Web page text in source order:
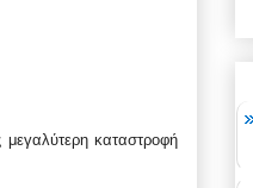
μεγαλύτερη καταστροφή